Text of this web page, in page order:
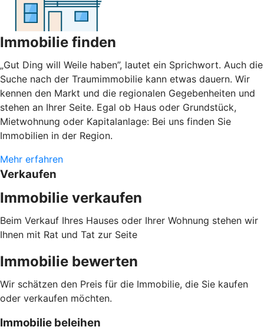
Immobilie finden
„Gut Ding will Weile haben”, lautet ein Sprichwort. Auch die
Suche nach der Traumimmobilie kann etwas dauern. Wir
kennen den Markt und die regionalen Gegebenheiten und
stehen an Ihrer Seite. Egal ob Haus oder Grundstück,
Mietwohnung oder Kapitalanlage: Bei uns finden Sie
Immobilien in der Region.
Mehr erfahren
Verkaufen
Immobilie verkaufen
Beim Verkauf Ihres Hauses oder Ihrer Wohnung stehen wir
Ihnen mit Rat und Tat zur Seite
Immobilie bewerten
Wir schätzen den Preis für die Immobilie, die Sie kaufen
oder verkaufen möchten.
Immobilie beleihen